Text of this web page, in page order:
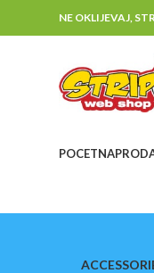
NE OKLIJEVAJ,
POCETNA